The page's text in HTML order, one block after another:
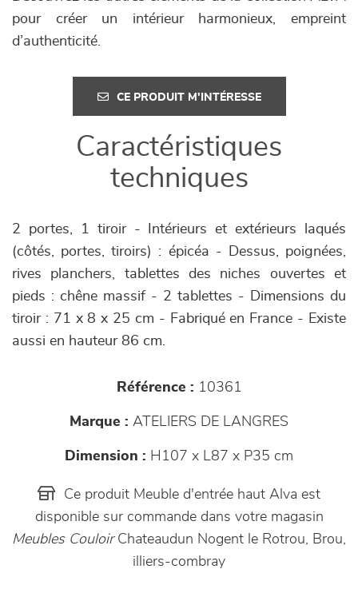
pour créer un intérieur harmonieux, empreint
d’authenticité.
CE PRODUIT M'INTÉRESSE
Caractéristiques
techniques
2 portes, 1 tiroir - Intérieurs et extérieurs laqués
(côtés, portes, tiroirs) : épicéa - Dessus, poignées,
rives planchers, tablettes des niches ouvertes et
pieds : chêne massif - 2 tablettes - Dimensions du
tiroir : 71 x 8 x 25 cm - Fabriqué en France - Existe
aussi en hauteur 86 cm.
Référence : 10361
Marque : ATELIERS DE LANGRES
Dimension : H107 x L87 x P35 cm
Ce produit Meuble d'entrée haut Alva est
disponible sur commande dans votre magasin
Meubles CouloirChateaudun Nogent le Rotrou, Brou,
illiers-combray